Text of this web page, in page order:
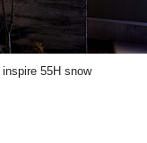
55H snow